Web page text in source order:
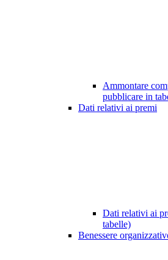
Ammontare
pubblicare in
Dati relativi ai premi
Dati relativi ai
tabelle)
Benessere